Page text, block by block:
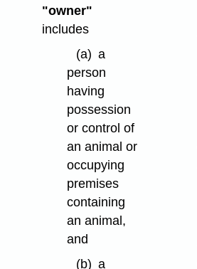
"owner"
includes
(a) a
person
having
possession
or control of
an animal or
occupying
premises
containing
an animal,
and
(b) a